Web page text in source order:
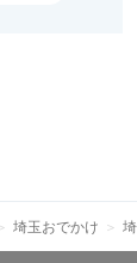
埼玉おでかけ